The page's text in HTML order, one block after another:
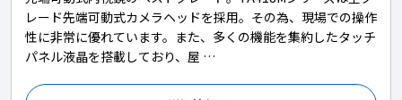
レード先端可動式カメラヘッドを採用。その為、現場での操作
性に非常に優れています。また、多くの機能を集約したタッチ
パネル液晶を搭載しており、屋 …